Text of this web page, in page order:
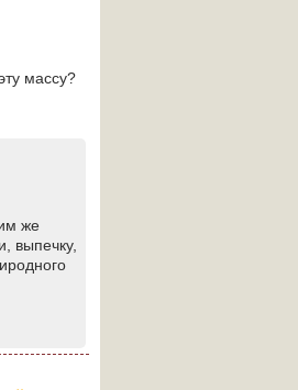
массу?
же
выпечку,